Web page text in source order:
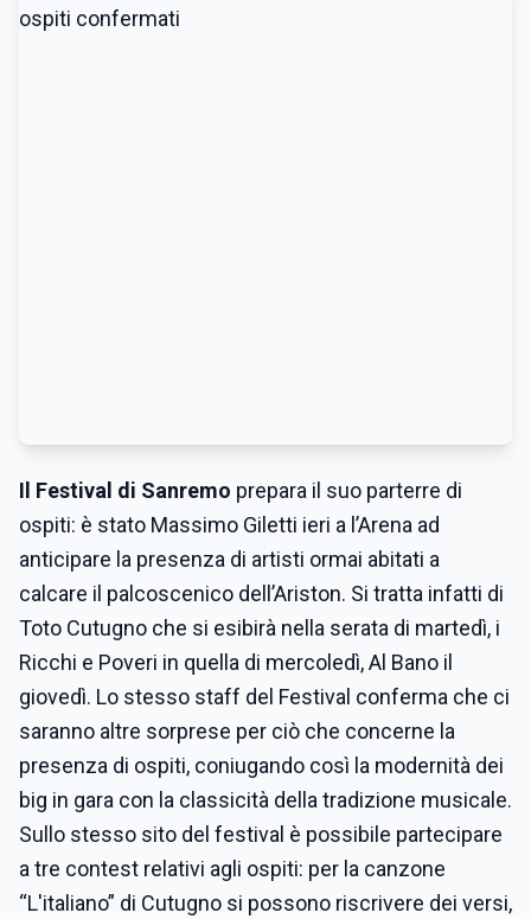
Il Festival di Sanremo prepara il suo parterre di
ospiti: è stato Massimo Giletti ieri a l’Arena ad
anticipare la presenza di artisti ormai abitati a
calcare il palcoscenico dell’Ariston. Si tratta infatti di
Toto Cutugno che si esibirà nella serata di martedì, i
Ricchi e Poveri in quella di mercoledì, Al Bano il
giovedì. Lo stesso staff del Festival conferma che ci
saranno altre sorprese per ciò che concerne la
presenza di ospiti, coniugando così la modernità dei
big in gara con la classicità della tradizione musicale.
Sullo stesso sito del festival è possibile partecipare
a tre contest relativi agli ospiti: per la canzone
“L'italiano” di Cutugno si possono riscrivere dei versi,